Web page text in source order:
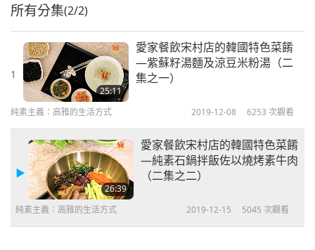
所有分集(2/2)
1
25:11
愛家餐飲宋村店的韓國特色菜餚
—紫蘇籽湯麵及涼豆米粉湯（二
集之一）
純素主義：高雅的生活方式 2019-12-08 6253 次觀看
26:39
愛家餐飲宋村店的韓國特色菜餚
—純素石鍋拌飯佐以燒烤素牛肉
（二集之二）
純素主義：高雅的生活方式 2019-12-15 5045 次觀看